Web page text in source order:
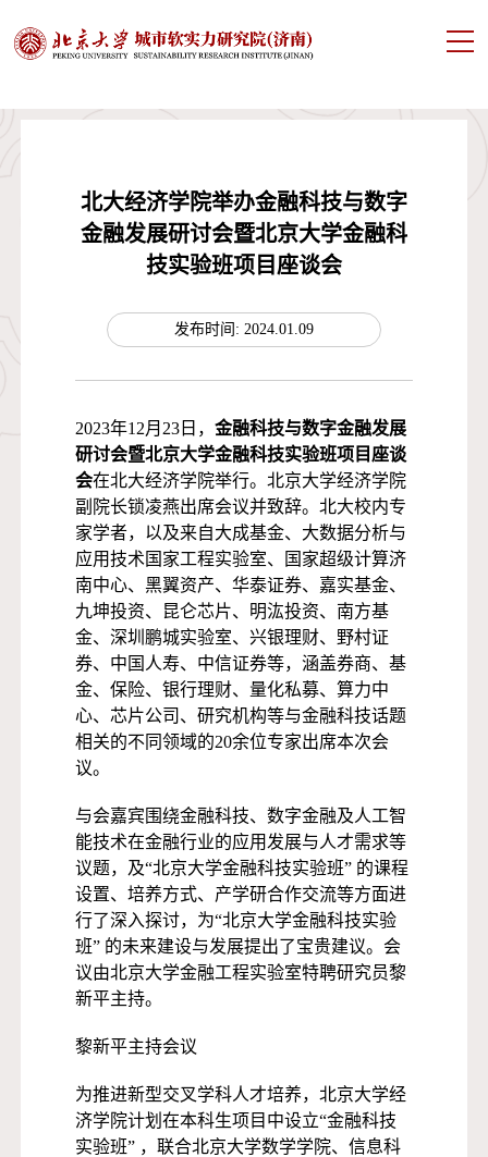
北大经济学院举办金融科技与数字
金融发展研讨会暨北京大学金融科
技实验班项目座谈会
发布时间: 2024.01.09
2023年12月23日，金融科技与数字金融发展
研讨会暨北京大学金融科技实验班项目座谈
会在北大经济学院举行。北京大学经济学院
副院长锁凌燕出席会议并致辞。北大校内专
家学者，以及来自大成基金、大数据分析与
应用技术国家工程实验室、国家超级计算济
南中心、黑翼资产、华泰证券、嘉实基金、
九坤投资、昆仑芯片、明汯投资、南方基
金、深圳鹏城实验室、兴银理财、野村证
券、中国人寿、中信证券等，涵盖券商、基
金、保险、银行理财、量化私募、算力中
心、芯片公司、研究机构等与金融科技话题
相关的不同领域的20余位专家出席本次会
议。
与会嘉宾围绕金融科技、数字金融及人工智
能技术在金融行业的应用发展与人才需求等
议题，及“北京大学金融科技实验班” 的课程
设置、培养方式、产学研合作交流等方面进
行了深入探讨，为“北京大学金融科技实验
班” 的未来建设与发展提出了宝贵建议。会
议由北京大学金融工程实验室特聘研究员黎
新平主持。
黎新平主持会议
为推进新型交叉学科人才培养，北京大学经
济学院计划在本科生项目中设立“金融科技
实验班” ，联合北京大学数学学院、信息科